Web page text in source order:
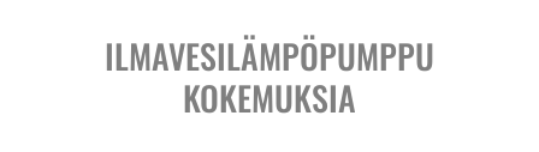
ILMAVESILÄMPÖPUMPPU
KOKEMUKSIA